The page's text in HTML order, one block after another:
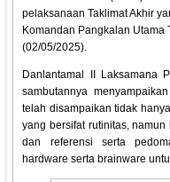
pelaksanaan Taklimat Akhir
Komandan Pangkalan Utama
(02/05/2025).
Danlantamal II Laksamana
sambutannya
telah disampaikan tidak
yang bersifat rutinitas,
dan referensi serta
hardware serta brainware